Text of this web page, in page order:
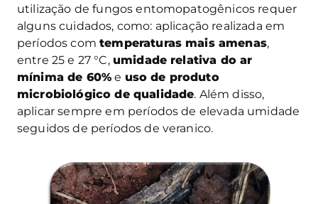
utilização de fungos entomopatogênicos requer
alguns cuidados, como: aplicação realizada em
períodos comtemperaturas mais amenas,
entre 25 e 27 °C, umidade relativa do ar
mínima de 60% e uso de produto
microbiológico de qualidade. Além disso,
aplicar sempre em períodos de elevada umidade
seguidos de períodos de veranico.